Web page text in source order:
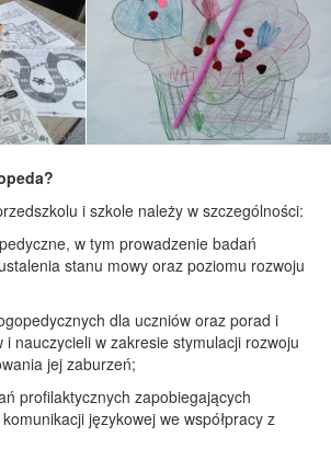
i szkole należy w szczególności:
w tym prowadzenie badań
stanu mowy oraz poziomu rozwoju
dla uczniów oraz porad i
nauczycieli w zakresie stymulacji rozwoju
jej zaburzeń;
profilaktycznych zapobiegających
językowej we współpracy z